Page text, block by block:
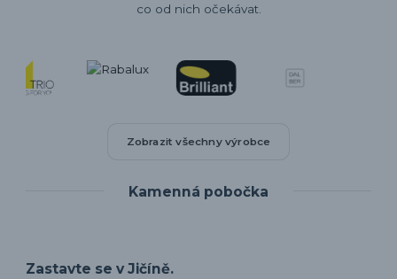
co od nich očekávat.
Zobrazit všechny výrobce
Kamenná pobočka
Zastavte se v Jičíně.